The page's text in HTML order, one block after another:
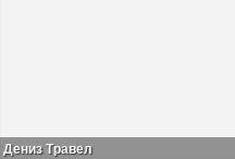
Дениз Травел